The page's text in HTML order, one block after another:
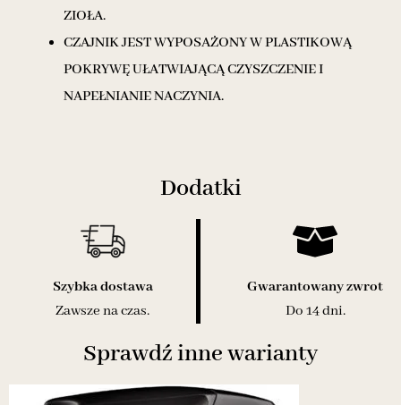
ZIOŁA.
CZAJNIK JEST WYPOSAŻONY W PLASTIKOWĄ
POKRYWĘ UŁATWIAJĄCĄ CZYSZCZENIE I
NAPEŁNIANIE NACZYNIA.
Dodatki
Szybka dostawa
Zawsze na czas.
Gwarantowany zwrot
Do 14 dni.
Sprawdź inne warianty